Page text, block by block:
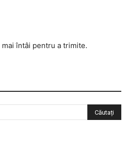
mai întâi pentru a trimite.